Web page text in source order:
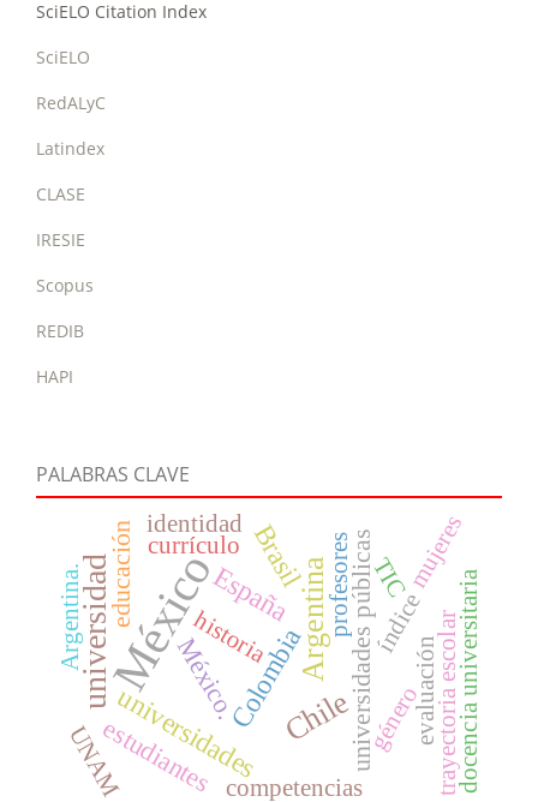
SciELO Citation Index
SciELO
RedALyC
Latindex
CLASE
IRESIE
Scopus
REDIB
HAPI
PALABRAS CLAVE
México
universidad Argentina
Chile
Colombia
España
universidades
Brasil
educación universidades públicas
estudiantes
México. géneroevaluación
competencias
Argentina. trayectoria escolar
historia índice
TIC
currículo
docencia universitaria
mujeres
profesores
UNAM
identidad